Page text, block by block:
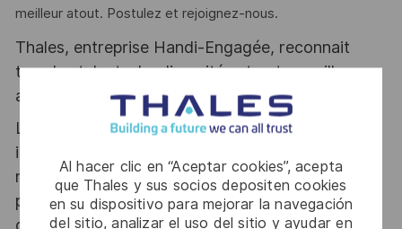
Al hacer clic en “Aceptar cookies”, acepta
que Thales y sus socios depositen cookies
en su dispositivo para mejorar la navegación
del sitio, analizar el uso del sitio y ayudar en
meilleur atout. Postulez et rejoignez-nous.
Thales, entreprise Handi-Engagée, reconnait
tous les talents. La diversité est notre meilleur
atout. Postulez et rejoignez nous !
Le poste pouvant nécessiter d'accéder à des
informations relevant du secret de la défense
nationale, la personne retenue fera l'objet d'une
procédure d’habilitation, conformément aux